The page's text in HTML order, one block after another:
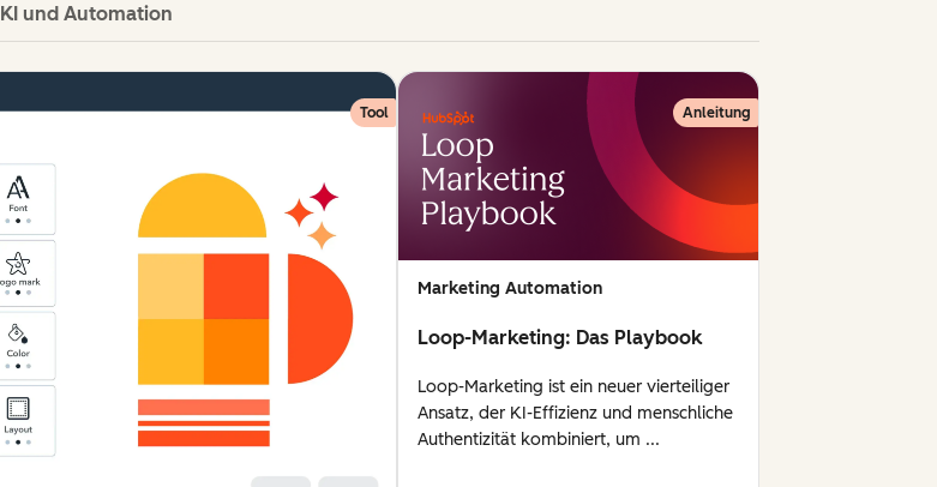
KI und Automation
Tool Anleitung
Marketing Automation
Loop-Marketing: Das Playbook
Loop-Marketing ist ein neuer vierteiliger
Ansatz, der KI-Effizienz und menschliche
Authentizität kombiniert, um ...